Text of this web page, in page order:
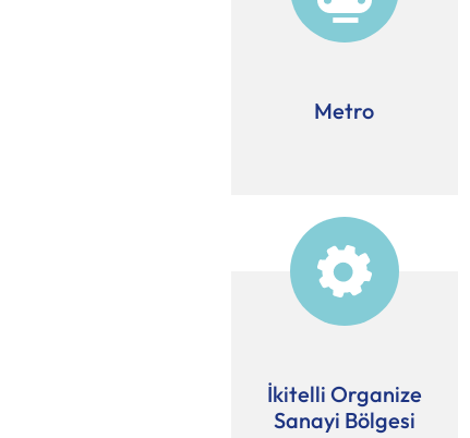
Metro
İkitelli Organize
Sanayi Bölgesi